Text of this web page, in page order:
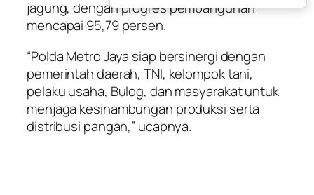
jagung, dengan progres pembangunan
mencapai 95,79 persen.
“Polda Metro Jaya siap bersinergi dengan
pemerintah daerah, TNI, kelompok tani,
pelaku usaha, Bulog, dan masyarakat untuk
menjaga kesinambungan produksi serta
distribusi pangan,” ucapnya.